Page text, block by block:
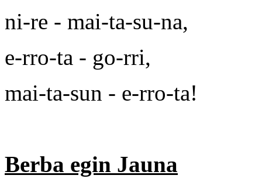
ni-re - mai-ta-su-na,
e-rro-ta - go-rri,
mai-ta-sun - e-rro-ta!
Berba egin Jauna